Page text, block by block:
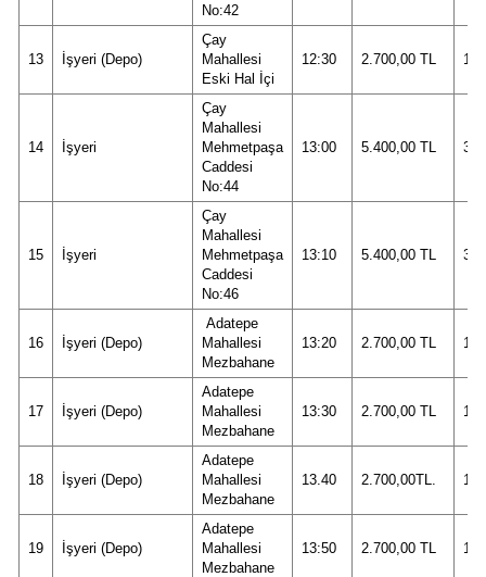
No:42
13 İşyeri (Depo)
Çay
Mahallesi
Eski Hal İçi
12:30 2.700,00 TL
14 İşyeri
Çay
Mahallesi
Mehmetpaşa
Caddesi
No:44
13:00 5.400,00 TL
15 İşyeri
Çay
Mahallesi
Mehmetpaşa
Caddesi
No:46
13:10 5.400,00 TL
16 İşyeri (Depo)
Adatepe
Mahallesi
Mezbahane
13:20 2.700,00 TL
17 İşyeri (Depo)
Adatepe
Mahallesi
Mezbahane
13:30 2.700,00 TL
18 İşyeri (Depo)
Adatepe
Mahallesi
Mezbahane
13.40 2.700,00TL.
19 İşyeri (Depo)
Adatepe
Mahallesi
Mezbahane
13:50 2.700,00 TL